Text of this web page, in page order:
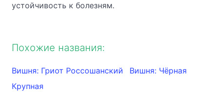
устойчивость к болезням.
Похожие названия:
Вишня: Гриот Россошанский
Вишня: Чёрная
Крупная